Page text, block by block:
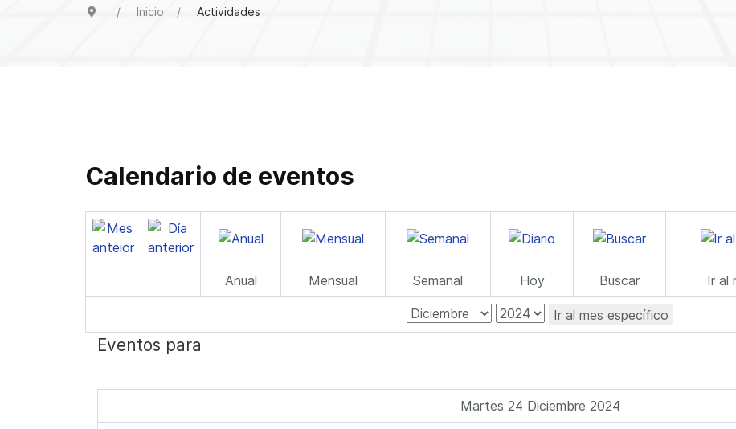
Inicio Actividades
Calendario de eventos
Anual Mensual Semanal Hoy Buscar Ir al
Ir al mes específico
Eventos para
Martes 24 Diciembre 2024